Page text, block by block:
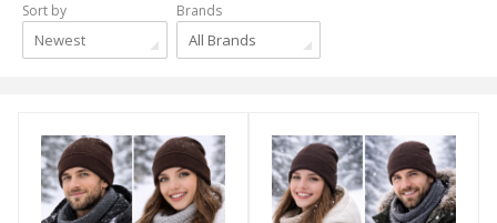
Sort by
Newest
Brands
All Brands